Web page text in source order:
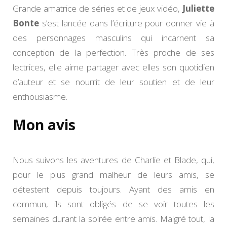
Grande amatrice de séries et de jeux vidéo, Juliette
Bonte s’est lancée dans l’écriture pour donner vie à
des personnages masculins qui incarnent sa
conception de la perfection. Très proche de ses
lectrices, elle aime partager avec elles son quotidien
d’auteur et se nourrit de leur soutien et de leur
enthousiasme.
Mon avis
Nous suivons les aventures de Charlie et Blade, qui,
pour le plus grand malheur de leurs amis, se
détestent depuis toujours. Ayant des amis en
commun, ils sont obligés de se voir toutes les
semaines durant la soirée entre amis. Malgré tout, la